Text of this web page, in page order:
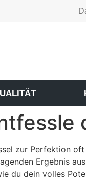
zur Perfektion
Ergebnis
du dein volles